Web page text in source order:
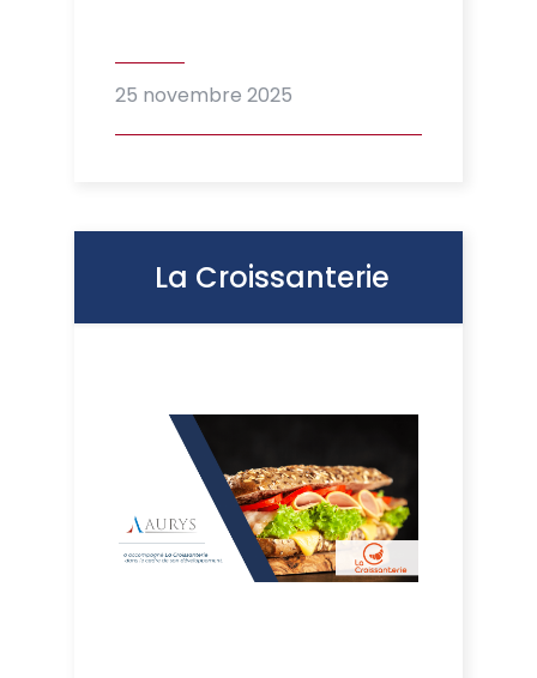
25 novembre 2025
La Croissanterie